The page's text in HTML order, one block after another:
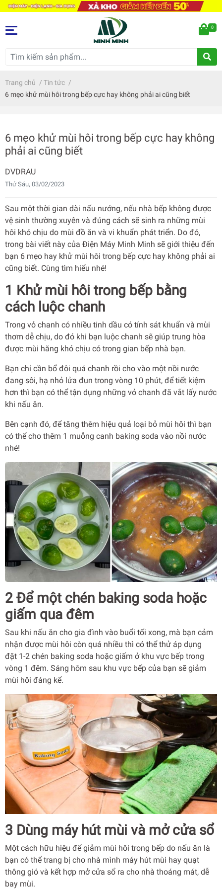
0
Trang chủ / Tin tức /
6 mẹo khử mùi hôi trong bếp cực hay không phải ai cũng biết
6 mẹo khử mùi hôi trong bếp cực hay không
phải ai cũng biết
DVDRAU
Thứ Sáu, 03/02/2023
Sau một thời gian dài nấu nướng, nếu nhà bếp không được
vệ sinh thường xuyên và đúng cách sẽ sinh ra những mùi
hôi khó chịu do mùi đồ ăn và vi khuẩn phát triển. Do đó,
trong bài viết này của Điện Máy Minh Minh sẽ giới thiệu đến
bạn 6 mẹo hay khử mùi hôi trong bếp cực hay không phải ai
cũng biết. Cùng tìm hiểu nhé!
1 Khử mùi hôi trong bếp bằng
cách luộc chanh
Trong vỏ chanh có nhiều tinh dầu có tính sát khuẩn và mùi
thơm dễ chịu, do đó khi bạn luộc chanh sẽ giúp trung hòa
được mùi hăng khó chịu có trong gian bếp nhà bạn.
Bạn chỉ cần bổ đôi quả chanh rồi cho vào một nồi nước
đang sôi, hạ nhỏ lửa đun trong vòng 10 phút, để tiết kiệm
hơn thì bạn có thể tận dụng những vỏ chanh đã vắt lấy nước
khi nấu ăn.
Bên cạnh đó, để tăng thêm hiệu quả loại bỏ mùi hôi thì bạn
có thể cho thêm 1 muỗng canh baking soda vào nồi nước
nhé!
2 Để một chén baking soda hoặc
giấm qua đêm
Sau khi nấu ăn cho gia đình vào buổi tối xong, mà bạn cảm
nhận được mùi hôi còn quá nhiều thì có thể thử áp dụng
đặt 1-2 chén baking soda hoặc giấm ở khu vực bếp trong
vòng 1 đêm. Sáng hôm sau khu vực bếp của bạn sẽ giảm
mùi hôi đáng kể.
3 Dùng máy hút mùi và mở cửa sổ
Một cách hữu hiệu để giảm mùi hôi trong bếp do nấu ăn là
bạn có thể trang bị cho nhà mình máy hút mùi hay quạt
thông gió và kết hợp mở cửa sổ ra cho nhà thoáng mát, dễ
bay mùi.